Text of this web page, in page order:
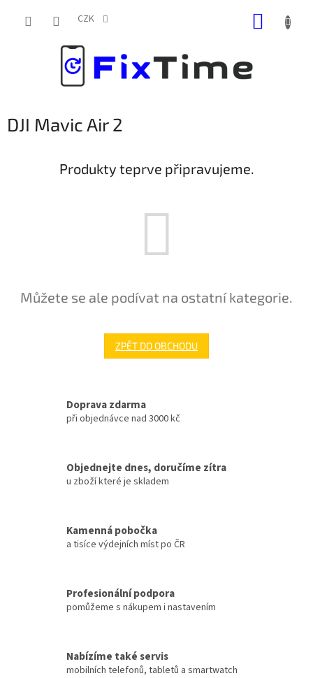
CZK
DJI Mavic Air 2
Produkty teprve připravujeme.
Můžete se ale podívat na ostatní kategorie.
ZPĚT DO OBCHODU
Doprava zdarma
při objednávce nad 3000 kč
Objednejte dnes, doručíme zítra
u zboží které je skladem
Kamenná pobočka
a tisíce výdejních míst po ČR
Profesionální podpora
pomůžeme s nákupem i nastavením
Nabízíme také servis
mobilních telefonů, tabletů a smartwatch